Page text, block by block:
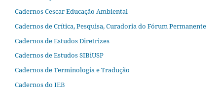
Cadernos Cescar Educação Ambiental
Cadernos de Crítica, Pesquisa, Curadoria do Fórum Permanente
Cadernos de Estudos Diretrizes
Cadernos de Estudos SIBiUSP
Cadernos de Terminologia e Tradução
Cadernos do IEB